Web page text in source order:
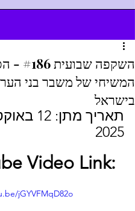
השקפה
המשיחי של משבר בני
בישראל
תאריך מתן:
2025
Video Link:
jGYVFMqD82o